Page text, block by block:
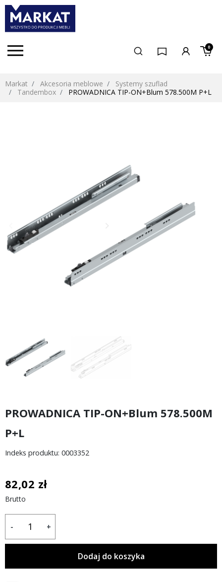
0
Markat Akcesoria meblowe
Systemy szuflad
Tandembox
PROWADNICA TIP-ON+Blum 578.500M P+L
Poprzedni
PROWADNICA TIP-ON+Blum 578.500M
P+L
Indeks produktu: 0003352
82,02 zł
Brutto
- +
Dodaj do koszyka